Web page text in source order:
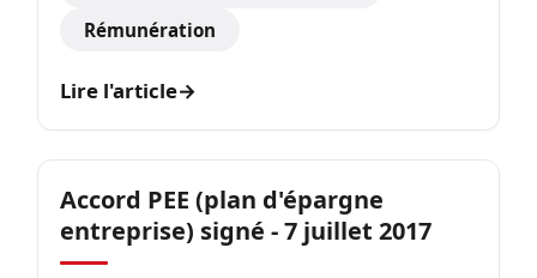
Rémunération
Lire l'article→
Accord PEE (plan d'épargne
entreprise) signé - 7 juillet 2017